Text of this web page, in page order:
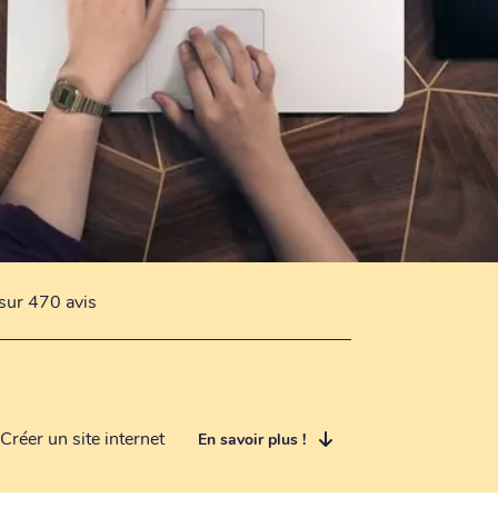
470 avis
Créer un site internet En savoir plus !